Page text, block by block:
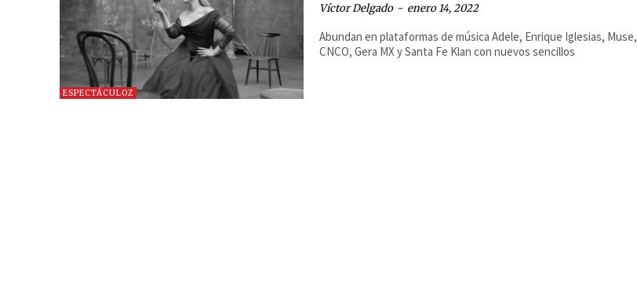
ESPECTÁCULOZ
Víctor Delgado - enero 14, 2022
Abundan en plataformas de música Adele, Enrique Iglesias, Muse,
CNCO, Gera MX y Santa Fe Klan con nuevos sencillos